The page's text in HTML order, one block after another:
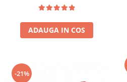
ADAUGA IN COS
-21%